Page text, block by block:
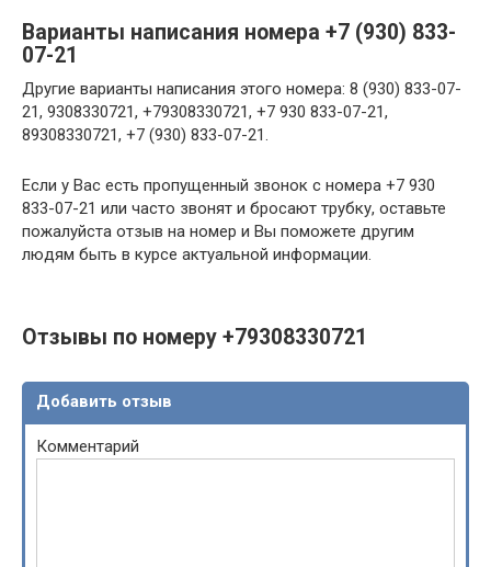
Варианты написания номера +7 (930) 833-
07-21
Другие варианты написания этого номера: 8 (930) 833-07-
21, 9308330721, +79308330721, +7 930 833-07-21,
89308330721, +7 (930) 833-07-21.
Если у Вас есть пропущенный звонок с номера +7 930
833-07-21 или часто звонят и бросают трубку, оставьте
пожалуйста отзыв на номер и Вы поможете другим
людям быть в курсе актуальной информации.
Отзывы по номеру +79308330721
Добавить отзыв
Комментарий